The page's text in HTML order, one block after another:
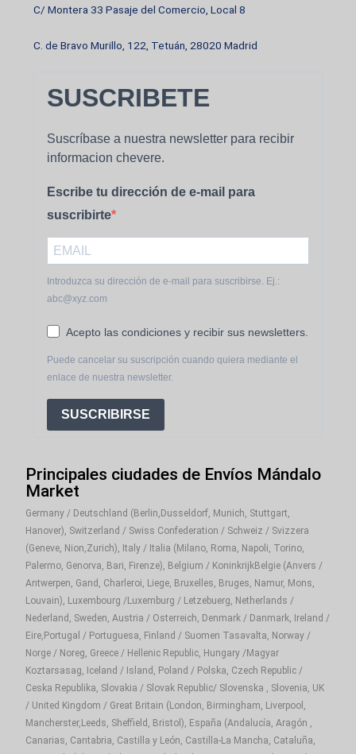
C/ Montera 33 Pasaje del Comercio, Local 8
C. de Bravo Murillo, 122, Tetuán, 28020 Madrid
SUSCRIBETE
Suscríbase a nuestra newsletter para recibir
informacion chevere.
Escribe tu dirección de e-mail para
suscribirte
Introduzca su dirección de e-mail para suscribirse. Ej.:
abc@xyz.com
Acepto las condiciones y recibir sus newsletters.
Puede cancelar su suscripción cuando quiera mediante el
enlace de nuestra newsletter.
SUSCRIBIRSE
Principales ciudades de Envíos Mándalo
Market
Germany / Deutschland (Berlin,Dusseldorf, Munich, Stuttgart,
Hanover), Switzerland / Swiss Confederation / Schweiz / Svizzera
(Geneve, Nion,Zurich), Italy / Italia (Milano, Roma, Napoli, Torino,
Palermo, Genorva, Bari, Firenze), Belgium / KoninkrijkBelgie (Anvers /
Antwerpen, Gand, Charleroi, Liege, Bruxelles, Bruges, Namur, Mons,
Louvain), Luxembourg /Luxemburg / Letzebuerg, Netherlands /
Nederland, Sweden, Austria / Osterreich, Denmark / Danmark, Ireland /
Eire,Portugal / Portuguesa, Finland / Suomen Tasavalta, Norway /
Norge / Noreg, Greece / Hellenic Republic, Hungary /Magyar
Koztarsasag, Iceland / Island, Poland / Polska, Czech Republic /
Ceska Republika, Slovakia / Slovak Republic/ Slovenska , Slovenia, UK
/ United Kingdom / Great Britain (London, Birmingham, Liverpool,
Mancherster,Leeds, Sheffield, Bristol), España (Andalucía, Aragón ,
Canarias, Cantabria, Castilla y León, Castilla-La Mancha, Cataluña,